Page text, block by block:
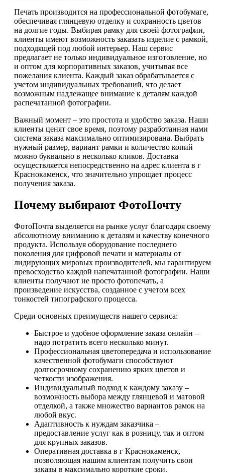
Печать производится на профессиональной фотобумаге,
обеспечивая глянцевую отделку и сохранность цветов
на долгие годы. Выбирая рамку для своей фотографии,
клиенты имеют возможность заказать изделие с рамкой,
подходящей под любой интерьер. Наш сервис
предлагает не только индивидуальное изготовление, но
и оптом для корпоративных заказов, учитывая все
пожелания клиента. Каждый заказ обрабатывается с
учетом индивидуальных требований, что делает
возможным надлежащее внимание к деталям каждой
распечатанной фотографии.
Важный момент – это простота и удобство заказа. Наши
клиенты ценят свое время, поэтому разработанная нами
система заказа максимально оптимизирована. Выбрать
нужный размер, вариант рамки и количество копий
можно буквально в несколько кликов. Доставка
осуществляется непосредственно на адрес клиента в г
Краснокаменск, что значительно упрощает процесс
получения заказа.
Почему выбирают ФотоПочту
ФотоПочта выделяется на рынке услуг благодаря своему
абсолютному вниманию к деталям и качеству конечного
продукта. Используя оборудование последнего
поколения для цифровой печати и материалы от
лидирующих мировых производителей, мы гарантируем
превосходство каждой напечатанной фотографии. Наши
клиенты получают не просто фотопечать, а
произведение искусства, созданное с учетом всех
тонкостей типографского процесса.
Среди основных преимуществ нашего сервиса:
Быстрое и удобное оформление заказа онлайн –
надо потратить всего несколько минут.
Профессиональная цветопередача и использование
качественной фотобумаги способствуют
долгосрочному сохранению ярких цветов и
четкости изображения.
Индивидуальный подход к каждому заказу –
возможность выбора между глянцевой и матовой
отделкой, а также множество вариантов рамок на
любой вкус.
Адаптивность к нуждам заказчика –
предоставление услуг как в розницу, так и оптом
для крупных заказов.
Оперативная доставка в г Краснокаменск,
позволяющая нашим клиентам получить свои
заказы в максимально короткие сроки.